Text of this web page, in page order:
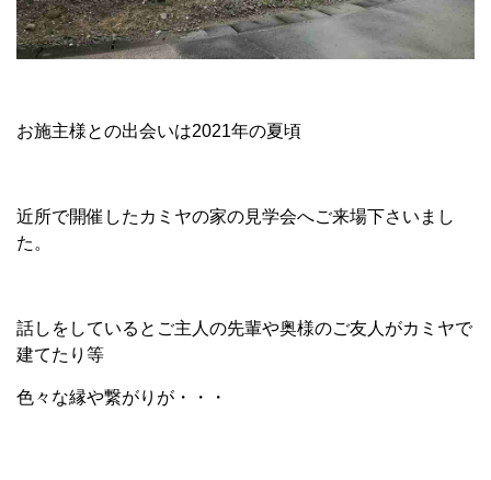
お施主様との出会いは2021年の夏頃
近所で開催したカミヤの家の見学会へご来場下さいまし
た。
話しをしているとご主人の先輩や奥様のご友人がカミヤで
建てたり等
色々な縁や繋がりが・・・